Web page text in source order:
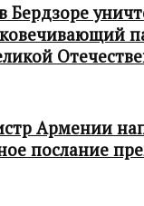
Бердзоре
Армении
послание